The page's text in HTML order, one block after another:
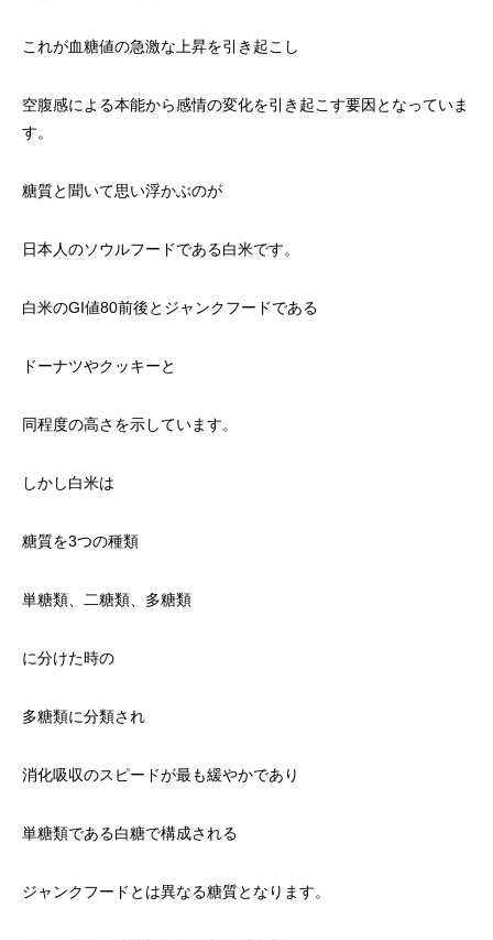
これが血糖値の急激な上昇を引き起こし
空腹感による本能から感情の変化を引き起こす要因となっていま
す。
糖質と聞いて思い浮かぶのが
日本人のソウルフードである白米です。
白米のGI値80前後とジャンクフードである
ドーナツやクッキーと
同程度の高さを示しています。
しかし白米は
糖質を3つの種類
単糖類、二糖類、多糖類
に分けた時の
多糖類に分類され
消化吸収のスピードが最も緩やかであり
単糖類である白糖で構成される
ジャンクフードとは異なる糖質となります。